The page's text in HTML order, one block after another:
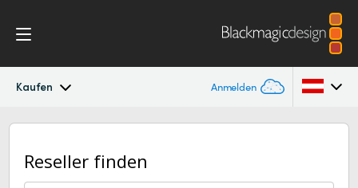
Kaufen Anmelden
Mini Converters
Workflow Australia
Reseller finden